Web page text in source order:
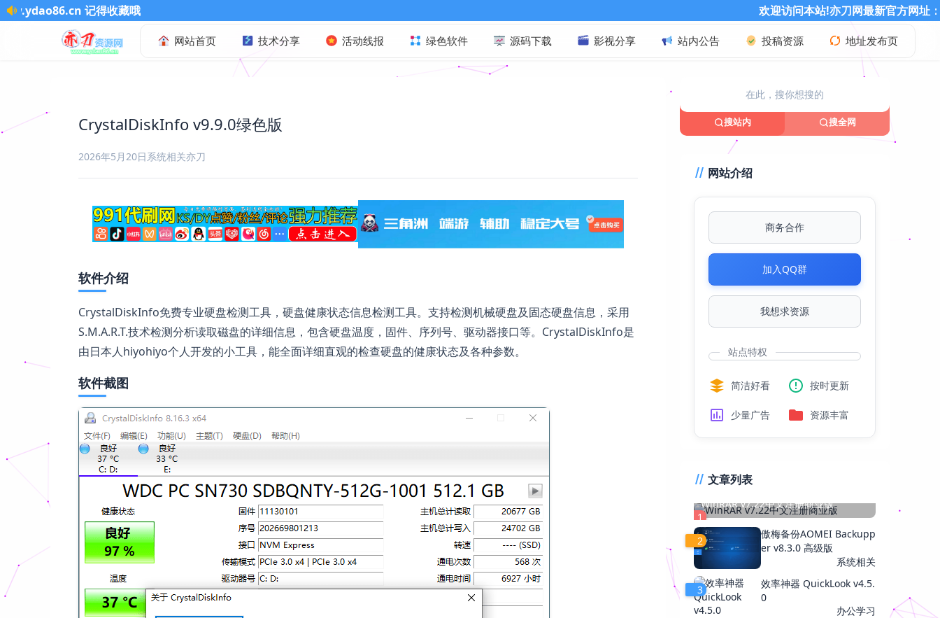
欢迎访问本站!亦刀网最新官方网址：www.ydao86.cn 记得
网站首页 技术分享 活动线报 绿色软件 源码下载 影视分享 站内公告 投稿资源 地址发布页
CrystalDiskInfo v9.9.0绿色版
2026年5月20日系统相关亦刀
软件介绍
CrystalDiskInfo免费专业硬盘检测工具，硬盘健康状态信息检测工具。支持检测机械硬盘及固态硬盘信息，采用
S.M.A.R.T.技术检测分析读取磁盘的详细信息，包含硬盘温度，固件、序列号、驱动器接口等。CrystalDiskInfo是
由日本人hiyohiyo个人开发的小工具，能全面详细直观的检查硬盘的健康状态及各种参数。
软件截图
搜站内 搜全网
网站介绍
商务合作
加入QQ群
我想求资源
站点特权
简洁好看 按时更新
少量广告 资源丰富
文章列表
1
WinRAR v7.22中文注册商业版
2
傲梅备份AOMEI Backupp
er v8.3.0 高级版
系统相关
3
效率神器 QuickLook v4.5.
0
办公学习